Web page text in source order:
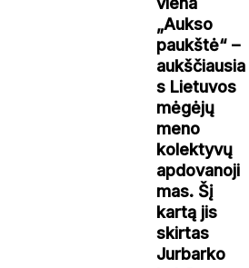
„Aukso
paukštė“ –
aukščiausia
s Lietuvos
mėgėjų
meno
kolektyvų
apdovanoji
mas. Šį
kartą jis
skirtas
Jurbarko